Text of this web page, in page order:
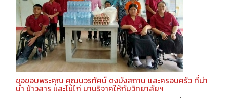
ขอขอบพระคุณ คุณบวรทัศน์ ดงบังสถาน และครอบครัว ที่นำ
น้ำ ข้าวสาร และไข่ไก่ มาบริจาคให้กับวิทยาลัยฯ